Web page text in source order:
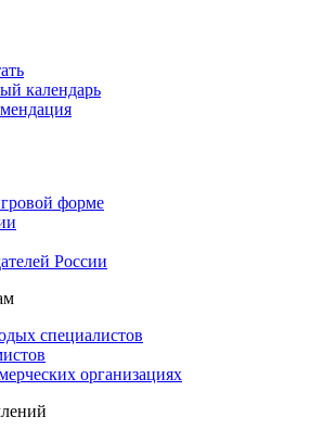
календарь
форме
России
специалистов
организациях